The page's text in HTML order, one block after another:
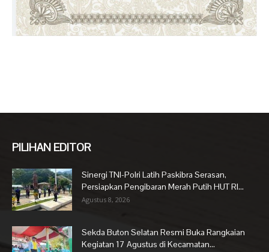
PILIHAN EDITOR
Sinergi TNI-Polri Latih Paskibra Serasan,
Persiapkan Pengibaran Merah Putih HUT RI...
Agustus 8, 2026
Sekda Buton Selatan Resmi Buka Rangkaian
Kegiatan 17 Agustus di Kecamatan...